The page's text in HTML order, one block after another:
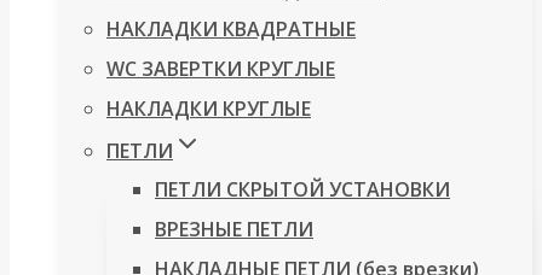
НАКЛАДКИ КВАДРАТНЫЕ
WC ЗАВЕРТКИ КРУГЛЫЕ
НАКЛАДКИ КРУГЛЫЕ
ПЕТЛИ
ПЕТЛИ СКРЫТОЙ УСТАНОВКИ
ВРЕЗНЫЕ ПЕТЛИ
НАКЛАДНЫЕ ПЕТЛИ (без врезки)